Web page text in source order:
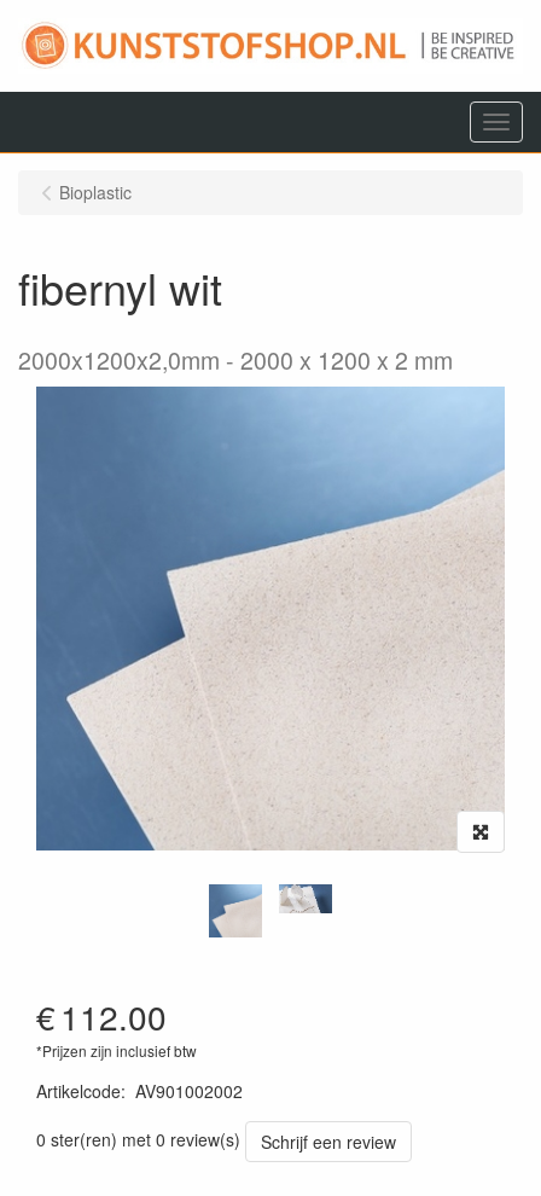
Menu
Bioplastic
fibernyl wit
2000x1200x2,0mm 2000 x 1200 x 2 mm
€112.00
*Prijzen zijn inclusief btw
Artikelcode: AV901002002
0 ster(ren) met 0 review(s)
Schrijf een review